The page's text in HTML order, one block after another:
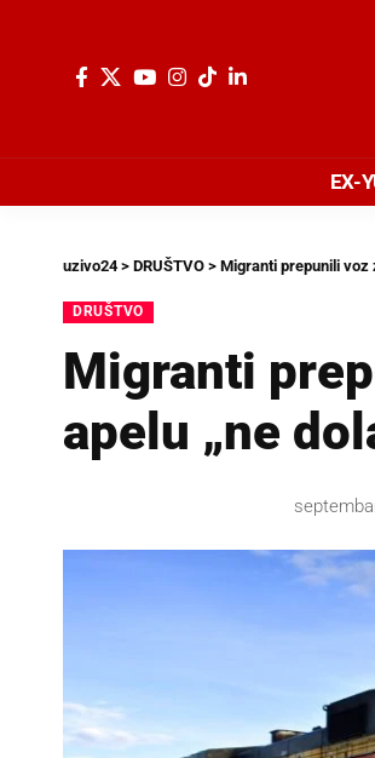
EX-
uzivo24> DRUŠTVO > Migranti prepunili voz
DRUŠTVO
Migranti
apelu „ne